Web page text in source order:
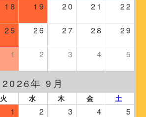
18 19 20 21 22
25 26 27 28 29
1 2 3 4 5
2026年 9月
火 水 木 金 土
1 2 3 4 5